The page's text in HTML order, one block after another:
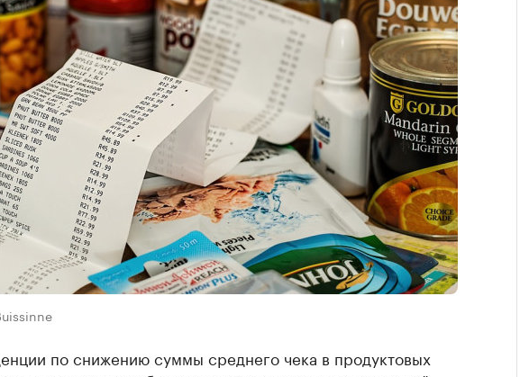
по снижению суммы среднего чека в продуктовых